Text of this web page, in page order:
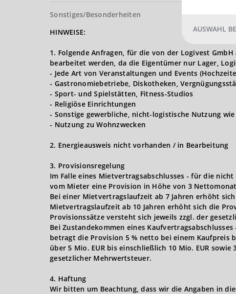
Sonstiges/Besonderheiten
HINWEISE:
1. Folgende Anfragen, für die von der Logivest
bearbeitet werden, da die Eigentümer nur Lager,
- Jede Art von Veranstaltungen und Events
- Gastronomiebetriebe, Diskotheken,
- Sport- und Spielstätten, Fitness-Studios
- Religiöse Einrichtungen
- Sonstige gewerbliche, nicht-logistische Nutzung
- Nutzung zu Wohnzwecken
2. Energieausweis nicht vorhanden / in Bearbeitung
3. Provisionsregelung
Im Falle eines Mietvertragsabschlusses - für die
vom Mieter eine Provision in Höhe von 3
Bei einer Mietvertragslaufzeit ab 7 Jahren erhöht
Mietvertragslaufzeit ab 10 Jahren erhöht sich die
Provisionssätze versteht sich jeweils zzgl. der
Bei Zustandekommen eines
betragt die Provision 5 % netto bei einem Kaufpreis
über 5 Mio. EUR bis einschließlich 10 Mio. EUR
gesetzlicher Mehrwertsteuer.
4. Haftung
Wir bitten um Beachtung, dass wir die Angaben in
AUSWAHL